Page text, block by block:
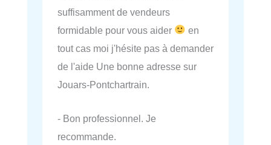
suffisamment de vendeurs
formidable pour vous aider
en
tout cas moi j'hésite pas à demander
de l'aide Une bonne adresse sur
Jouars-Pontchartrain.
- Bon professionnel. Je
recommande.